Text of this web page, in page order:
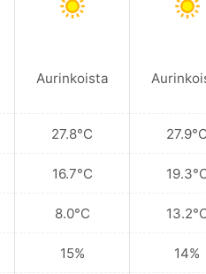
Aurinkoista
27.8°C
16.7°C
8.0°C
15%
27.9°C
14%